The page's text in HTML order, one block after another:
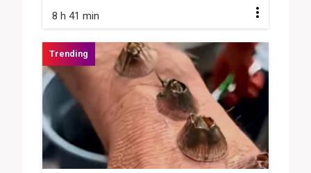
8 h 41 min